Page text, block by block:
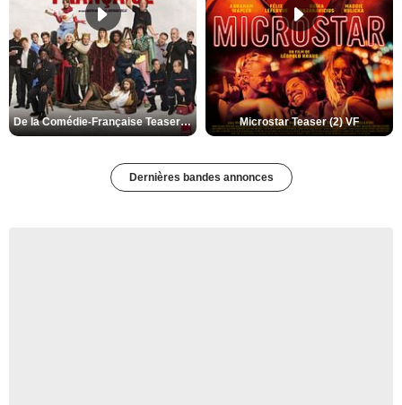
De la Comédie-Française Teaser (3) VF Microstar Teaser (2) VF
Dernières bandes annonces